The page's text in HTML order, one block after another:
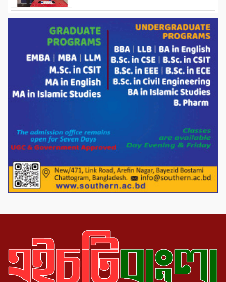
ড্যাবের ৩৭তম প্রতিষ্ঠাবার্ষিকীতে প্রধানমন্ত্রী
তারেক রহমান।
চন্দনাইশের হাশিমপুর ৪ নং ওয়ার্ডে ৫’শতাধিক
হতদরিদ্র পরিবারের মাঝে খাদ্যসামগ্রী বিতরণ
করেন মনজুর মোরশেদ
পরিবেশ রক্ষায় পাটগ্রামে ইহসান ইয়ুথ
মিরপুর-১১ নম্বরে দুর্বৃত্তদের গুলিতে বিএনপি
নেতা গুরুতর আহত
পাটগ্রামে চিকিৎসা সেবায় বীর মুক্তিযোদ্ধা দবির
উদ্দিন ফাউন্ডেশন